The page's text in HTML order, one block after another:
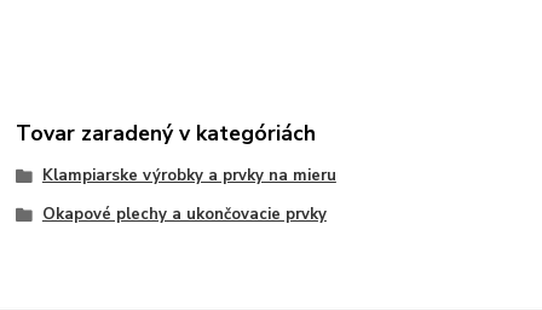
Tovar zaradený v kategóriách
Klampiarske výrobky a prvky na mieru
Okapové plechy a ukončovacie prvky